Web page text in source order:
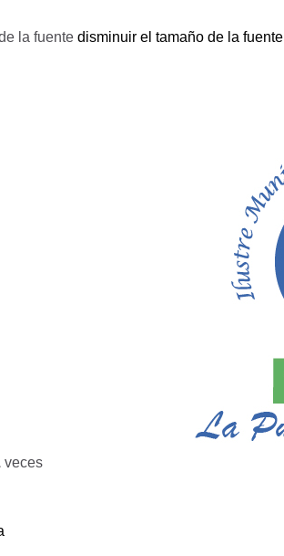
la fuente disminuir el tamaño de la fuente
veces